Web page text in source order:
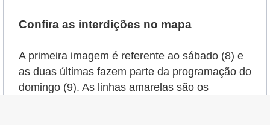
Confira as interdições no mapa
A primeira imagem é referente ao sábado (8) e
as duas últimas fazem parte da programação do
domingo (9). As linhas amarelas são os